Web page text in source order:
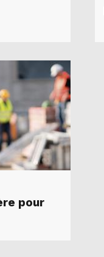
pour